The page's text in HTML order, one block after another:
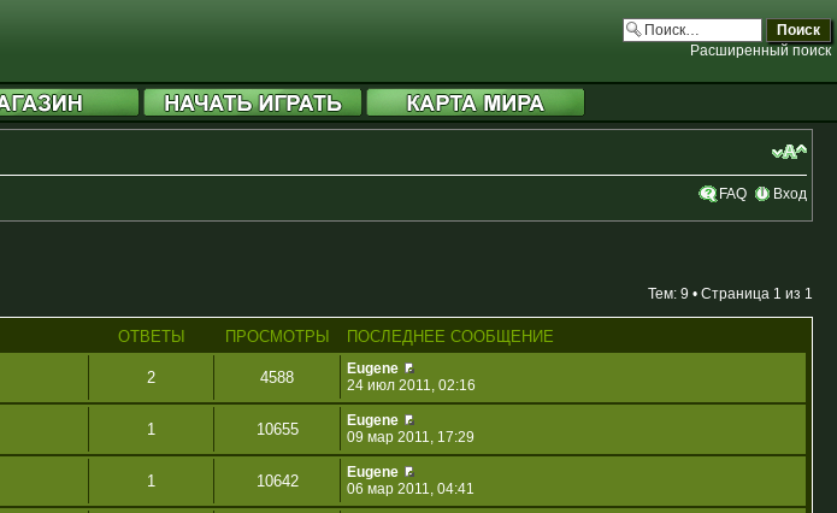
Расширенный поиск
FAQ Вход
Тем: 9 • Страница 1 из 1
ОТВЕТЫ ПРОСМОТРЫ ПОСЛЕДНЕЕ СООБЩЕНИЕ
2 4588
Eugene
24 июл 2011, 02:16
1 10655
Eugene
09 мар 2011, 17:29
1 10642
Eugene
06 мар 2011, 04:41